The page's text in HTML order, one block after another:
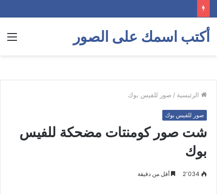
أكتب اسمك على الصور
الرئيسية / صور للفيس بوك
صور للفيس بوك
شت صور كومنتات مضحكة للفيس
بوك
2٬034 أقل من دقيقة